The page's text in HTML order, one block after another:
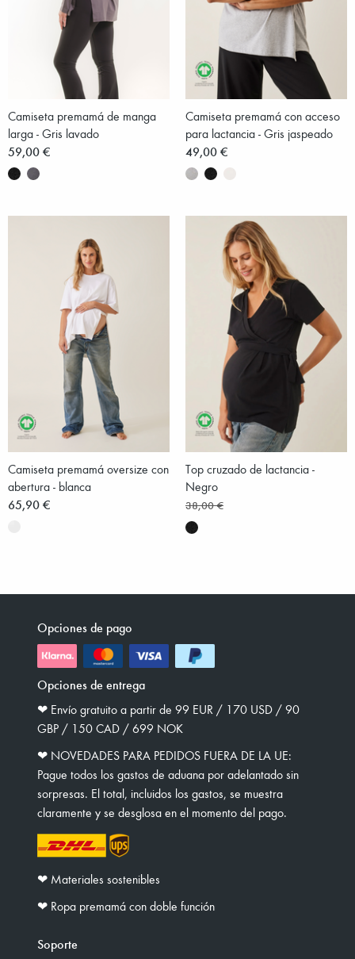
Camiseta premamá de manga
larga - Gris lavado
59,00 €
Camiseta premamá con acceso
para lactancia - Gris jaspeado
49,00 €
Camiseta premamá oversize con
abertura - blanca
65,90 €
Top cruzado de lactancia -
Negro
38,00 €
Opciones de pago
Opciones de entrega
❤︎ Envío gratuito a partir de 99 EUR / 170 USD / 90
GBP / 150 CAD / 699 NOK
❤︎ NOVEDADES PARA PEDIDOS FUERA DE LA UE:
Pague todos los gastos de aduana por adelantado sin
sorpresas. El total, incluidos los gastos, se muestra
claramente y se desglosa en el momento del pago.
❤︎ Materiales sostenibles
❤︎ Ropa premamá con doble función
Soporte